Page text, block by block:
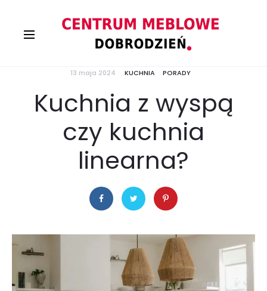
13 maja 2024 KUCHNIA PORADY
Kuchnia z wyspą
czy kuchnia
linearna?